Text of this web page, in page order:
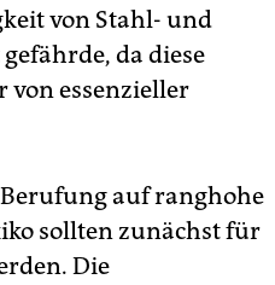
von Stahl- und
da diese
essenzieller
auf ranghohe
sollten zunächst für
Die